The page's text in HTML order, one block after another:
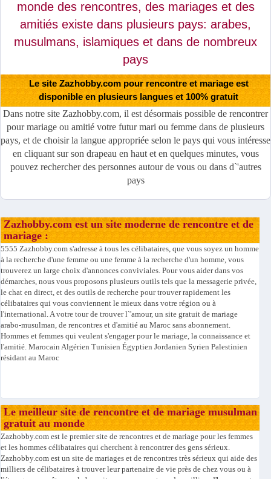
monde des rencontres, des mariages et des
amitiés existe dans plusieurs pays: arabes,
musulmans, islamiques et dans de nombreux
pays
Le site Zazhobby.com pour rencontre et mariage est
disponible en plusieurs langues et 100% gratuit
Dans notre site Zazhobby.com, il est désormais possible de rencontrer
pour mariage ou amitié votre futur mari ou femme dans de plusieurs
pays, et de choisir la langue appropriée selon le pays qui vous intéresse
en cliquant sur son drapeau en haut et en quelques minutes, vous
pouvez rechercher des personnes autour de vous ou dans d`'autres
pays
Zazhobby.com est un site moderne de rencontre et de
mariage :
5555 Zazhobby.com s'adresse à tous les célibataires, que vous soyez un homme
à la recherche d'une femme ou une femme à la recherche d'un homme, vous
trouverez un large choix d'annonces conviviales. Pour vous aider dans vos
démarches, nous vous proposons plusieurs outils tels que la messagerie privée,
le chat en direct, et des outils de recherche pour trouver rapidement les
célibataires qui vous conviennent le mieux dans votre région ou à
l'international. A votre tour de trouver l`'amour, un site gratuit de mariage
arabo-musulman, de rencontres et d'amitié au Maroc sans abonnement.
Hommes et femmes qui veulent s'engager pour le mariage, la connaissance et
l'amitié. Marocain Algérien Tunisien Égyptien Jordanien Syrien Palestinien
résidant au Maroc
Le meilleur site de rencontre et de mariage musulman
gratuit au monde
Zazhobby.com est le premier site de rencontres et de mariage pour les femmes
et les hommes célibataires qui cherchent à rencontrer des gens sérieux.
Zazhobby.com est un site de mariages et de rencontres très sérieux qui aide des
milliers de célibataires à trouver leur partenaire de vie près de chez vous ou à